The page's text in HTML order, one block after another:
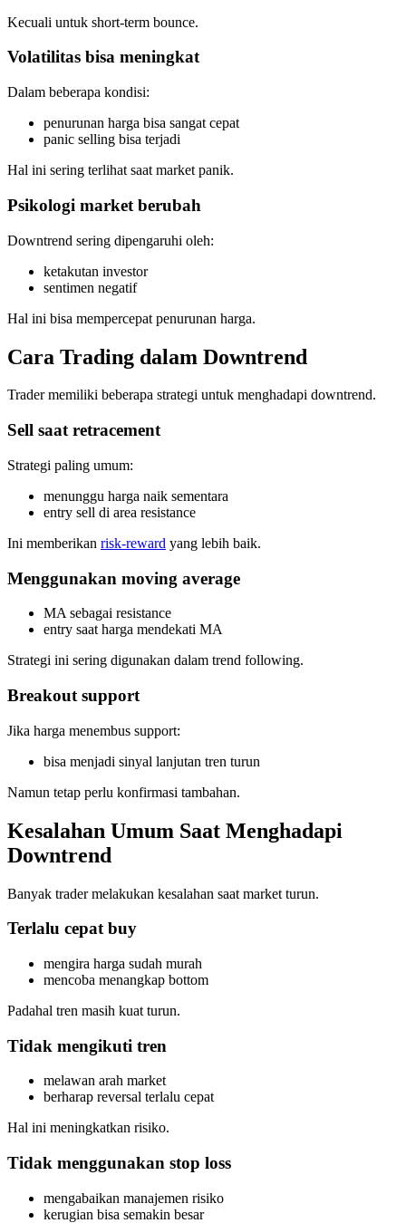
Kecuali untuk short-term bounce.
Volatilitas bisa meningkat
Dalam beberapa kondisi:
penurunan harga bisa sangat cepat
panic selling bisa terjadi
Hal ini sering terlihat saat market panik.
Psikologi market berubah
Downtrend sering dipengaruhi oleh:
ketakutan investor
sentimen negatif
Hal ini bisa mempercepat penurunan harga.
Cara Trading dalam Downtrend
Trader memiliki beberapa strategi untuk menghadapi downtrend.
Sell saat retracement
Strategi paling umum:
menunggu harga naik sementara
entry sell di area resistance
Ini memberikan risk-reward yang lebih baik.
Menggunakan moving average
MA sebagai resistance
entry saat harga mendekati MA
Strategi ini sering digunakan dalam trend following.
Breakout support
Jika harga menembus support:
bisa menjadi sinyal lanjutan tren turun
Namun tetap perlu konfirmasi tambahan.
Kesalahan Umum Saat Menghadapi
Downtrend
Banyak trader melakukan kesalahan saat market turun.
Terlalu cepat buy
mengira harga sudah murah
mencoba menangkap bottom
Padahal tren masih kuat turun.
Tidak mengikuti tren
melawan arah market
berharap reversal terlalu cepat
Hal ini meningkatkan risiko.
Tidak menggunakan stop loss
mengabaikan manajemen risiko
kerugian bisa semakin besar